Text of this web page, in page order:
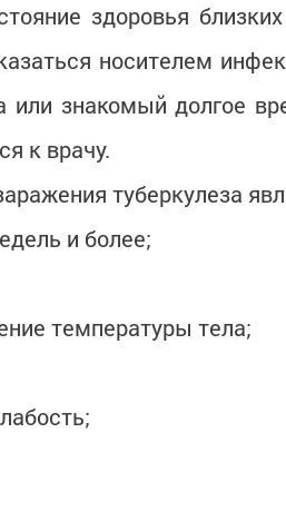
здоровья
носителем
или знакомый долгое
к врачу.
туберкулеза
и более;
температуры тела;